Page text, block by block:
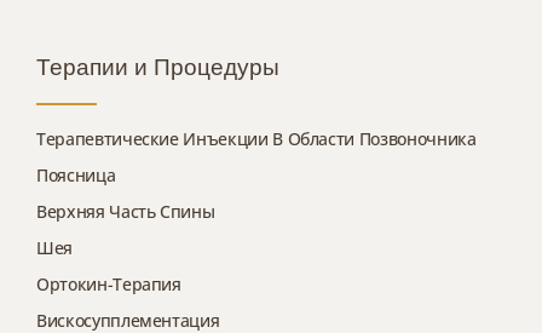
Терапии и Процедуры
Терапевтические Инъекции В Области Позвоночника
Поясница
Верхняя Часть Спины
Шея
Ортокин-Терапия
Вискосупплементация